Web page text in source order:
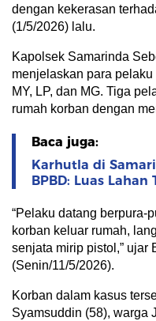
dengan kekerasan
(1/5/2026) lalu.
Kapolsek Samarinda
menjelaskan para
MY, LP, dan MG. Tiga
rumah korban dengan
Baca juga:
Karhutla di
BPBD: Luas
“Pelaku datang berpura-
korban keluar rumah,
senjata mirip pistol,” ujar
(Senin/11/5/2026).
Korban dalam kasus
Syamsuddin (58), warga